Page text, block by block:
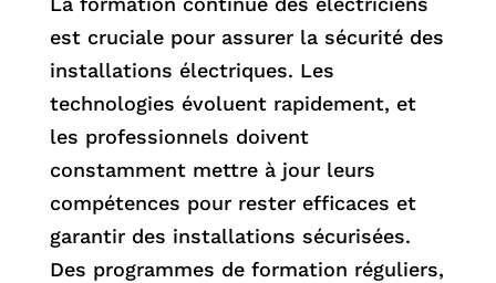
est cruciale pour assurer la sécurité des
installations électriques. Les
technologies évoluent rapidement, et
les professionnels doivent
constamment mettre à jour leurs
compétences pour rester efficaces et
garantir des installations sécurisées.
Des programmes de formation réguliers,